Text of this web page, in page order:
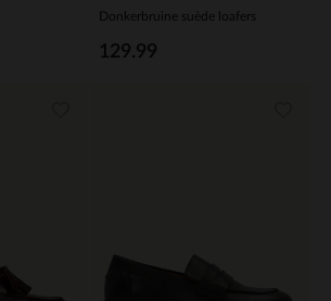
Donkerbruine suède loafers
129.99